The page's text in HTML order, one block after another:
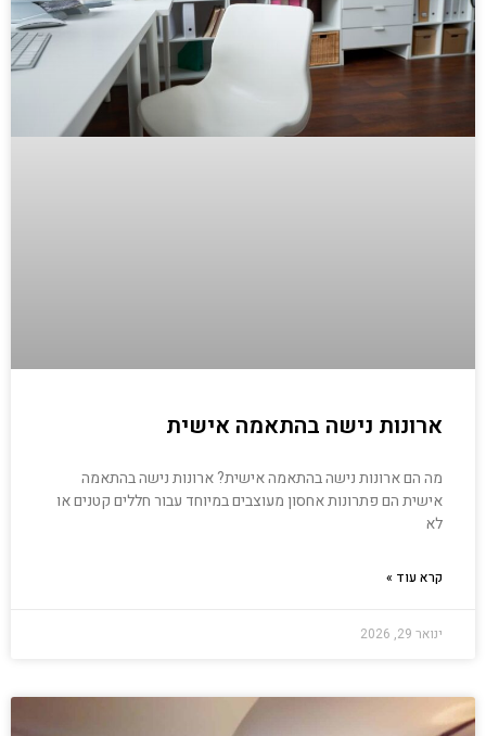
ארונות נישה בהתאמה אישית
מה הם ארונות נישה בהתאמה אישית? ארונות נישה בהתאמה
אישית הם פתרונות אחסון מעוצבים במיוחד עבור חללים קטנים או
לא
קרא עוד »
ינואר 29, 2026